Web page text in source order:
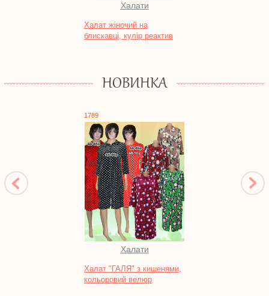
Халати
Халат жіночий на
блискавці, кулір реактив
НОВИНКА
1789
Халати
Халат "ГАЛЯ" з кишенями,
кольоровий велюр